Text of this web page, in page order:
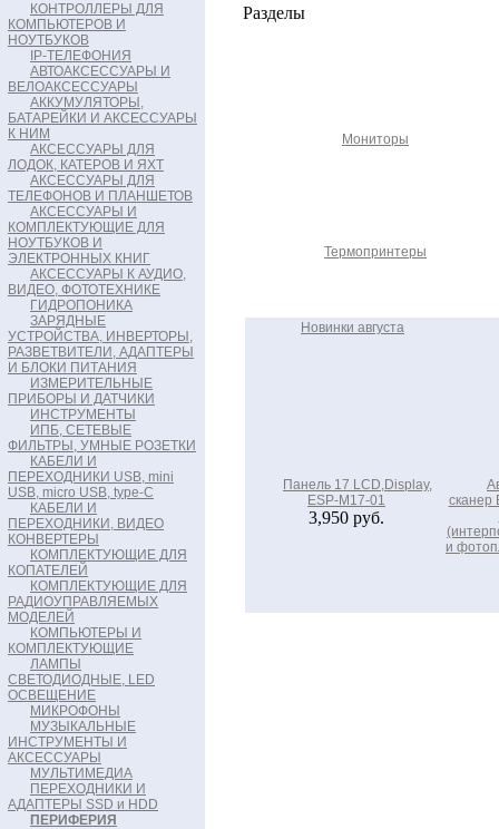
КОНТРОЛЛЕРЫ ДЛЯ
КОМПЬЮТЕРОВ И
НОУТБУКОВ
IP-ТЕЛЕФОНИЯ
АВТОАКСЕССУАРЫ И
ВЕЛОАКСЕССУАРЫ
АККУМУЛЯТОРЫ,
БАТАРЕЙКИ И АКСЕССУАРЫ
К НИМ
АКСЕССУАРЫ ДЛЯ
ЛОДОК, КАТЕРОВ И ЯХТ
АКСЕССУАРЫ ДЛЯ
ТЕЛЕФОНОВ И ПЛАНШЕТОВ
АКСЕССУАРЫ И
КОМПЛЕКТУЮЩИЕ ДЛЯ
НОУТБУКОВ И
ЭЛЕКТРОННЫХ КНИГ
АКСЕССУАРЫ К АУДИО,
ВИДЕО, ФОТОТЕХНИКЕ
ГИДРОПОНИКА
ЗАРЯДНЫЕ
УСТРОЙСТВА, ИНВЕРТОРЫ,
РАЗВЕТВИТЕЛИ, АДАПТЕРЫ
И БЛОКИ ПИТАНИЯ
ИЗМЕРИТЕЛЬНЫЕ
ПРИБОРЫ И ДАТЧИКИ
ИНСТРУМЕНТЫ
ИПБ, СЕТЕВЫЕ
ФИЛЬТРЫ, УМНЫЕ РОЗЕТКИ
КАБЕЛИ И
ПЕРЕХОДНИКИ USB, mini
USB, micro USB, type-C
КАБЕЛИ И
ПЕРЕХОДНИКИ, ВИДЕО
КОНВЕРТЕРЫ
КОМПЛЕКТУЮЩИЕ ДЛЯ
КОПАТЕЛЕЙ
КОМПЛЕКТУЮЩИЕ ДЛЯ
РАДИОУПРАВЛЯЕМЫХ
МОДЕЛЕЙ
КОМПЬЮТЕРЫ И
КОМПЛЕКТУЮЩИЕ
ЛАМПЫ
СВЕТОДИОДНЫЕ, LED
ОСВЕЩЕНИЕ
МИКРОФОНЫ
МУЗЫКАЛЬНЫЕ
ИНСТРУМЕНТЫ И
АКСЕССУАРЫ
МУЛЬТИМЕДИА
ПЕРЕХОДНИКИ И
АДАПТЕРЫ SSD и HDD
ПЕРИФЕРИЯ
Разделы
Мониторы
Термопринтеры
Новинки августа
Панель 17 LCD,Display,
ESP-M17-01
3,950 руб.
сканер
и